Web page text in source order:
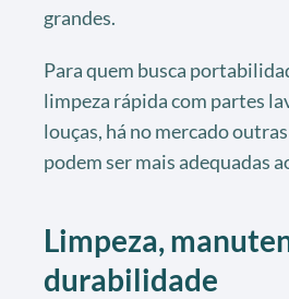
grandes.
Para quem busca
limpeza rápida com partes
louças, há no mercado
podem ser mais adequadas
Limpeza,
durabilidade